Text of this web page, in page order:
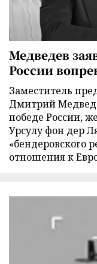
Медведев
России
Заместитель
Дмитрий
победе России,
Урсулу фон дер
«бендеровского
отношения к